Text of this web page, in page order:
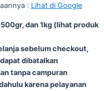
: Lihat di Google
dan 1kg (lihat produk
sebelum checkout,
dibatalkan
tanpa campuran
karena pelayanan